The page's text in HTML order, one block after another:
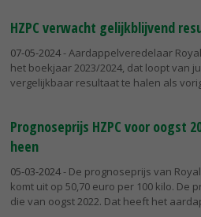
HZPC verwacht gelijkblijvend
07-05-2024- Aardappelveredelaar
het boekjaar 2023/2024, dat loopt van
vergelijkbaar resultaat te halen als
Prognoseprijs HZPC voor oogst
heen
05-03-2024- De prognoseprijs van
komt uit op 50,70 euro per 100 kilo. De
die van oogst 2022. Dat heeft het